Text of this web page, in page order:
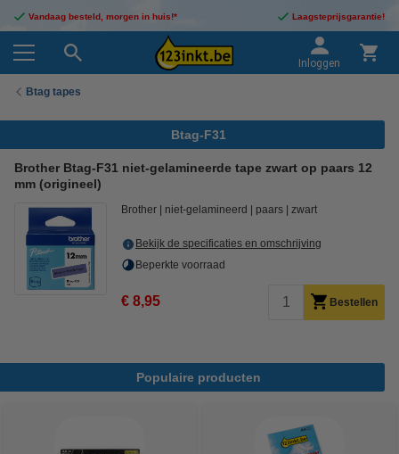
Vandaag besteld, morgen in huis!* Laagsteprijsgarantie!
Inloggen
Btag tapes
Btag-F31
Brother Btag-F31 niet-gelamineerde tape zwart op paars 12
mm (origineel)
Brother niet-gelamineerd paars zwart
Bekijk de specificaties en omschrijving
Beperkte voorraad
€ 8,95 Bestellen
Populaire producten